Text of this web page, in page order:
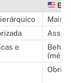
Mais
e